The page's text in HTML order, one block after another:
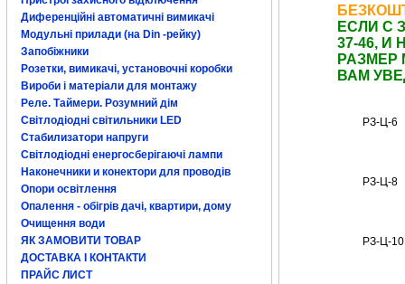
Диференційні автоматичні вимикачі
Модульні прилади (на Din -рейку)
Запобіжники
Розетки, вимикачі, установочні коробки
Вироби і матеріали для монтажу
Реле. Таймери. Розумний дім
Світлодіодні світильники LED
Стабилизатори напруги
Світлодіодні енергосберігаючі лампи
Наконечники и конектори для проводів
Опори освітлення
Опалення - обігрів дачі, квартири, дому
Очищення води
ЯК ЗАМОВИТИ ТОВАР
ДОСТАВКА І КОНТАКТИ
ПРАЙС ЛИСТ
ЕСЛИ С
37-46,
РАЗМЕР
ВАМ
РЗ-Ц-6
РЗ-Ц-8
РЗ-Ц-10